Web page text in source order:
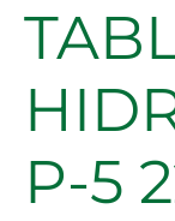
P-5